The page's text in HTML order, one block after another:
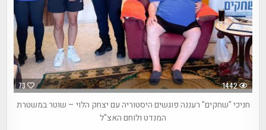
73 1442
חניכי "שחקים" רעננה פוגשים היסטוריה עם יצחק הלוי – שוטר במשטרת
המנדט ולוחם האצ"ל